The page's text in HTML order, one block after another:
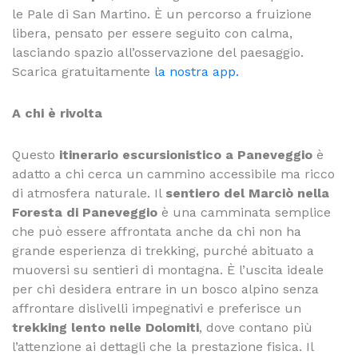
le Pale di San Martino. È un percorso a fruizione
libera, pensato per essere seguito con calma,
lasciando spazio all’osservazione del paesaggio.
Scarica gratuitamente la nostra app.
A chi è rivolta
Questo itinerario escursionistico a Paneveggio è
adatto a chi cerca un cammino accessibile ma ricco
di atmosfera naturale. Il sentiero del Marciò nella
Foresta di Paneveggio è una camminata semplice
che può essere affrontata anche da chi non ha
grande esperienza di trekking, purché abituato a
muoversi su sentieri di montagna. È l’uscita ideale
per chi desidera entrare in un bosco alpino senza
affrontare dislivelli impegnativi e preferisce un
trekking lento nelle Dolomiti, dove contano più
l’attenzione ai dettagli che la prestazione fisica. Il